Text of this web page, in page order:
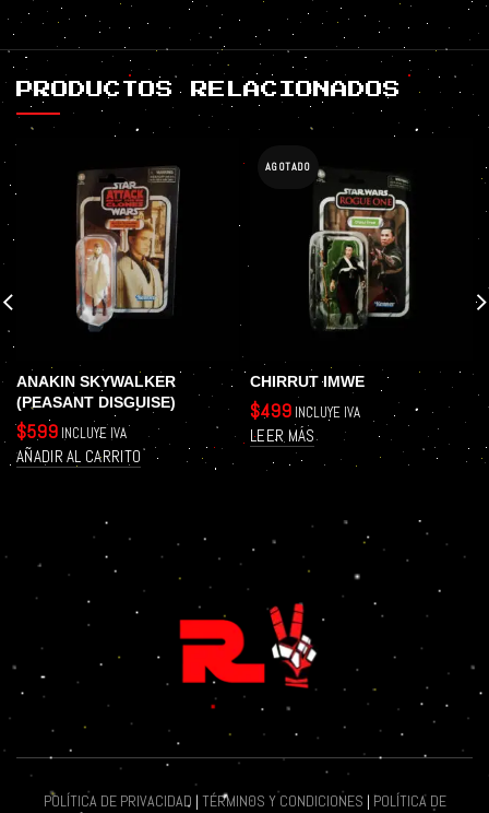
PRODUCTOS RELACIONADOS
ANAKIN SKYWALKER
(PEASANT DISGUISE)
$599 INCLUYE IVA
AÑADIR AL CARRITO
AGOTADO
CHIRRUT IMWE
$499 INCLUYE IVA
LEER MÁS
POLÍTICA DE PRIVACIDAD | TÉRMINOS Y CONDICIONES | POLÍTICA DE